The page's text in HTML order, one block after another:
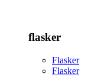
flasker
Flasker
Flasker